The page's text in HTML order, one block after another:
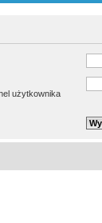
użytkownika